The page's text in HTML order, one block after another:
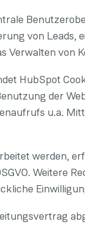
von
Verwalten von
HubSpot
der
u.a.
werden,
Weitere